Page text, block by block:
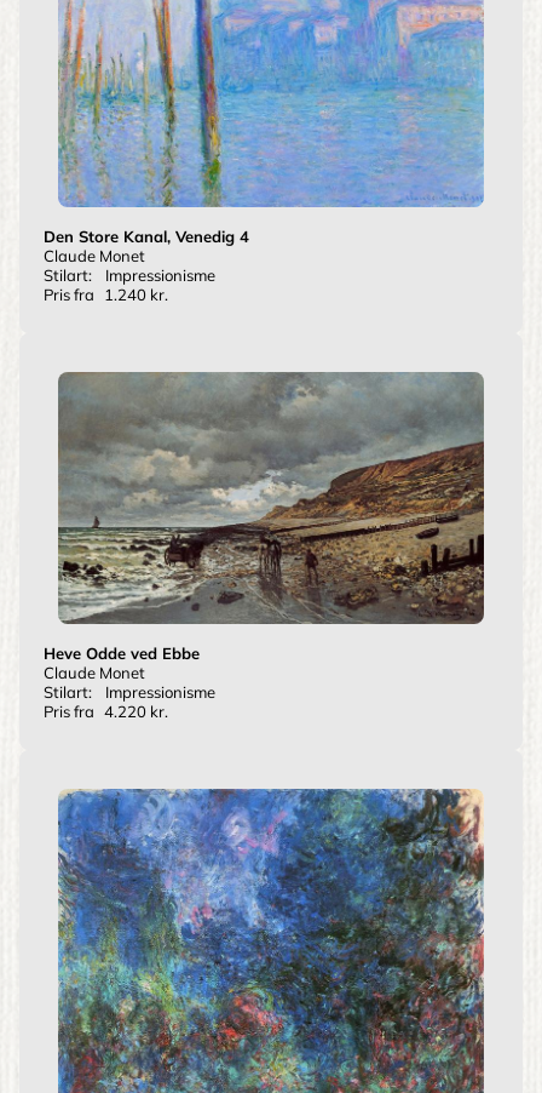
Den Store Kanal, Venedig 4
Claude Monet
Stilart:
Impressionisme
Pris fra
1.240 kr.
Heve Odde ved Ebbe
Claude Monet
Stilart:
Impressionisme
Pris fra 4.220 kr.